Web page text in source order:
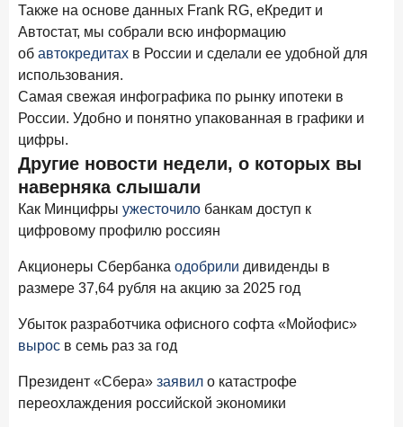
новые финансовые решения
18 декабря 2025 года
Ипотека 2025–2026: стресс‑тест высокими ставками и
прогнозы на восстановление
8 декабря 2025 года ИССЛЕДОВАНИЕ
По итогам ноября 2025 года объем выдач кредитов
составил 1 027 млрд руб.
5 декабря 2025 года
Эмоции, эксклюзив и вовлечение: новая формула
банковской лояльности
3 декабря 2025 года
Почему опытные инвесторы в России чувствуют себя
25 ноября 2025 года ИССЛЕДОВАНИЕ
инвестиций
24 ноября 2025 года
Также на основе данных Frank RG, еКредит и
Автостат, мы собрали всю информацию
об автокредитах в России и сделали ее удобной для
использования.
Самая свежая инфографика по рынку ипотеки в
России. Удобно и понятно упакованная в графики и
цифры.
Другие новости недели, о которых вы
наверняка слышали
Как Минцифры ужесточило банкам доступ к
цифровому профилю россиян
Акционеры Сбербанка одобрили дивиденды в
размере 37,64 рубля на акцию за 2025 год
Убыток разработчика офисного софта «Мойофис»
вырос в семь раз за год
Президент «Сбера» заявил о катастрофе
переохлаждения российской экономики